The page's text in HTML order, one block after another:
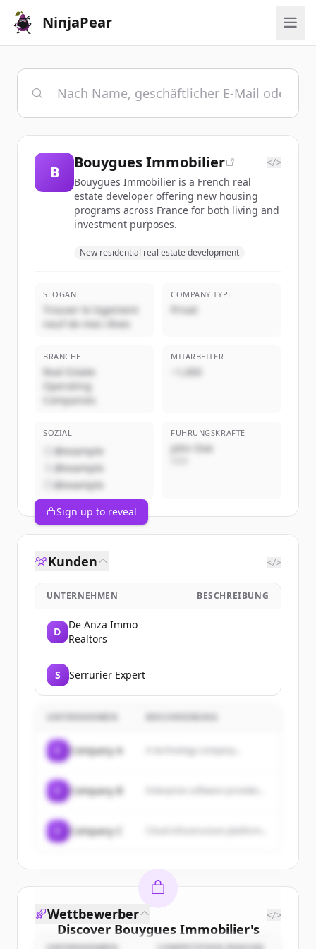
NinjaPear
B
Bouygues Immobilier </>
Bouygues Immobilier is a French real
estate developer offering new housing
programs across France for both living and
investment purposes.
New residential real estate development
SLOGAN
Trouver le logement
neuf de mes rêves
COMPANY TYPE
Privat
BRANCHE
Real Estate
Operating
Companies
MITARBEITER
~1,000
SOZIAL
@example
@example
@example
FÜHRUNGSKRÄFTE
John Doe
Sign up to reveal
Kunden </>
UNTERNEHMEN BESCHREIBUNG
D
De Anza Immo
Realtors
S Serrurier Expert
UNTERNEHMEN BESCHREIBUNG
Company A A technology company...
Company B
Company C
Discover Bouygues Immobilier's
Wettbewerber </>